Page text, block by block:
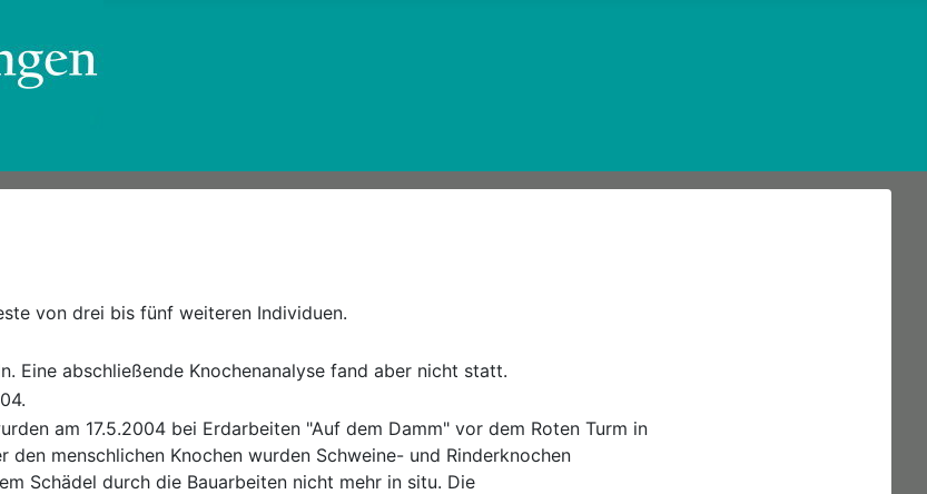
von drei bis fünf weiteren Individuen.
Eine abschließende Knochenanalyse fand aber nicht statt.
am 17.5.2004 bei Erdarbeiten "Auf dem Damm" vor dem Roten Turm in
menschlichen Knochen wurden Schweine- und Rinderknochen
Schädel durch die Bauarbeiten nicht mehr in situ. Die